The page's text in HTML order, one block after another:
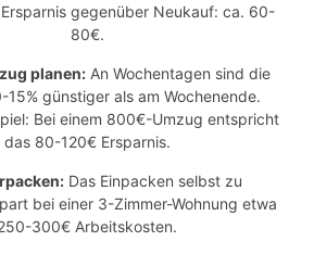
gegenüber Neukauf: ca. 60-
80€.
planen: An Wochentagen sind die
15% günstiger als am Wochenende.
Bei einem 800€-Umzug entspricht
das 80-120€ Ersparnis.
Das Einpacken selbst zu
bei einer 3-Zimmer-Wohnung etwa
300€ Arbeitskosten.